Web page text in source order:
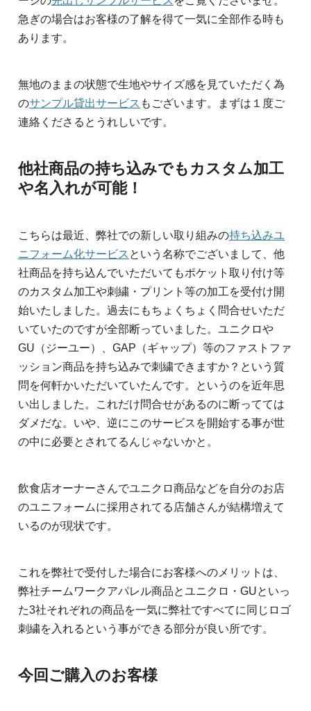
急ぎの場合はお客様の了解を得て一気に全部作る時も
あります。
無地のままの状態で生地やサイズ感を見ていただく為
のサンプル貸出サービス もございます。まずは１度ご
連絡くださるとうれしいです。
他社商品の持ち込みでもカスタム加工
や名入れが可能！
こちらは最近、弊社での新しい取り組みの持ち込みユ
ニフォーム化サービス という名称でございまして、他
社商品を持ち込んでいただいてもポケット取り付け等
のカスタム加工や刺繍・プリント等の加工を受付け開
始いたしました。過去にもちょくちょく問合せいただ
いていたのですが全部断っていました。ユニクロや
GU（ジーユー）、GAP（ギャップ）等のファストファ
ッション商品を持ち込みで刺繍できますか？という質
問を何軒かいただいていたんです。というのを近年思
い出しました。これだけ問合せがあるのに断ってては
ダメだな。いや、逆にこのサービスを開始する事が世
の中に必要とされてるんじゃないかと。
飲食店オーナーさんでユニクロ商品などを自分のお店
のユニフォームに採用されてる店舗さんが結構増えて
いるのが現状です。
これを弊社で受付した場合にお客様へのメリットは、
弊社チームワークアパレル商品とユニクロ・GUといっ
た3社それぞれの商品を一気に弊社ですべてに同じロゴ
刺繍を入れるという事ができる部分が良い所です。
今回ご購入のお客様